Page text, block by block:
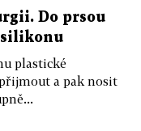
Do prsou
plastické
a pak nosit